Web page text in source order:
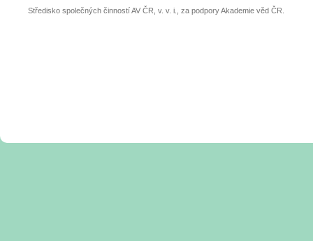
Středisko společných činností AV ČR, v. v. i., za podpory Akademie věd ČR.